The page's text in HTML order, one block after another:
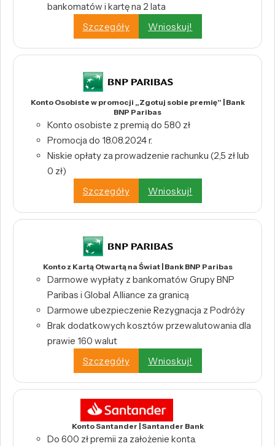
bankomatów i kartę na 2 lata
Szczegóły
Wnioskuj!
Konto Osobiste w promocji „Zgotuj sobie premię” | Bank
BNP Paribas
Konto osobiste z premią do 580 zł
Promocja do 18.08.2024 r.
Niskie opłaty za prowadzenie rachunku (2,5 zł lub
0 zł)
Szczegóły
Wnioskuj!
Konto z Kartą Otwartą na Świat | Bank BNP Paribas
Darmowe wypłaty z bankomatów Grupy BNP
Paribas i Global Alliance za granicą
Darmowe ubezpieczenie Rezygnacja z Podróży
Brak dodatkowych kosztów przewalutowania dla
prawie 160 walut
Szczegóły
Wnioskuj!
Konto Santander | Santander Bank
Do 600 zł premii za założenie konta.